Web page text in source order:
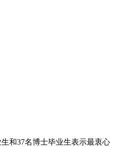
和37名博士毕业生表示最衷心